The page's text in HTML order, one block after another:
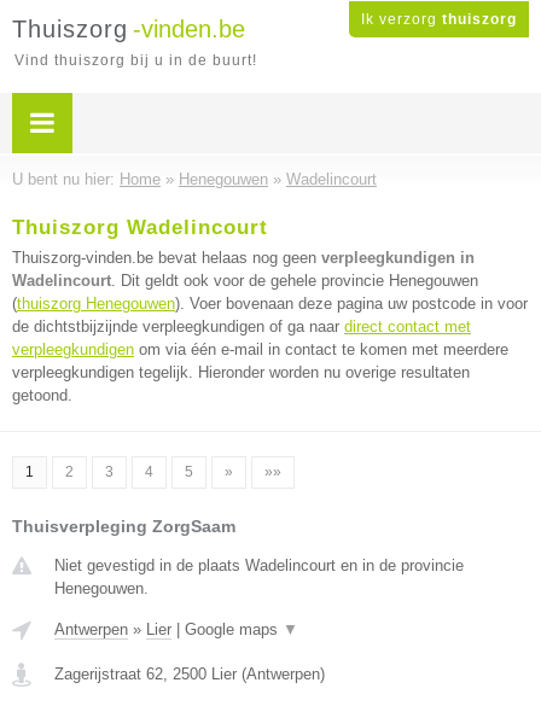
Ik verzorg thuiszorg
Thuiszorg -vinden.be
Vind thuiszorg bij u in de buurt!
U bent nu hier: Home » Henegouwen » Wadelincourt
Thuiszorg Wadelincourt
Thuiszorg-vinden.be bevat helaas nog geen verpleegkundigen in
Wadelincourt. Dit geldt ook voor de gehele provincie Henegouwen
(thuiszorg Henegouwen). Voer bovenaan deze pagina uw postcode in voor
de dichtstbijzijnde verpleegkundigen of ga naar direct contact met
verpleegkundigen om via één e-mail in contact te komen met meerdere
verpleegkundigen tegelijk. Hieronder worden nu overige resultaten
getoond.
1 2 3 4 5 » »»
Thuisverpleging ZorgSaam
Niet gevestigd in de plaats Wadelincourt en in de provincie
Henegouwen.
Antwerpen » Lier Google maps ▼
Zagerijstraat 62, 2500 Lier (Antwerpen)